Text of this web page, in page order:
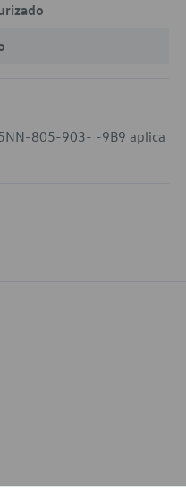
805-903- -9B9 aplica